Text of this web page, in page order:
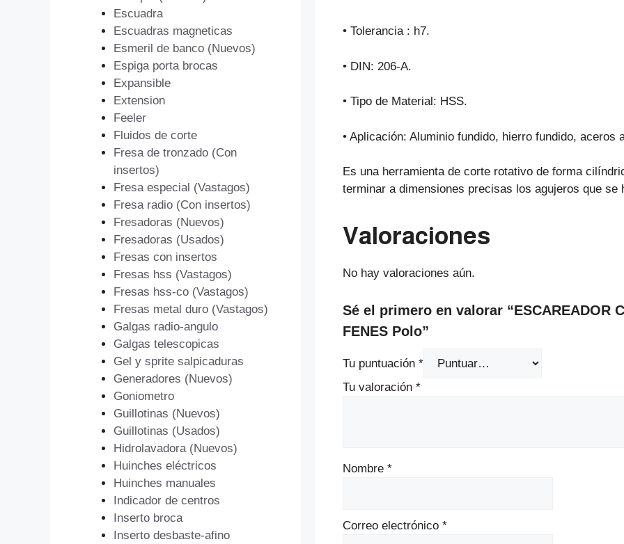
• Tolerancia : h7.
• DIN: 206-A.
• Tipo de Material: HSS.
• Aplicación: Aluminio fundido, hierro fundido, aceros
Es una herramienta de corte rotativo de forma
terminar a dimensiones precisas los agujeros que se
Valoraciones
No hay valoraciones aún.
Sé el primero en valorar “ESCAREADOR
FENES Polo”
Tu puntuación *
Tu valoración *
Nombre *
Correo electrónico *
Escuadra
Escuadras magneticas
Esmeril de banco (Nuevos)
Espiga porta brocas
Expansible
Extension
Feeler
Fluidos de corte
Fresa de tronzado (Con
insertos)
Fresa especial (Vastagos)
Fresa radio (Con insertos)
Fresadoras (Nuevos)
Fresadoras (Usados)
Fresas con insertos
Fresas hss (Vastagos)
Fresas hss-co (Vastagos)
Fresas metal duro (Vastagos)
Galgas radio-angulo
Galgas telescopicas
Gel y sprite salpicaduras
Generadores (Nuevos)
Goniometro
Guillotinas (Nuevos)
Guillotinas (Usados)
Hidrolavadora (Nuevos)
Huinches eléctricos
Huinches manuales
Indicador de centros
Inserto broca
Inserto desbaste-afino